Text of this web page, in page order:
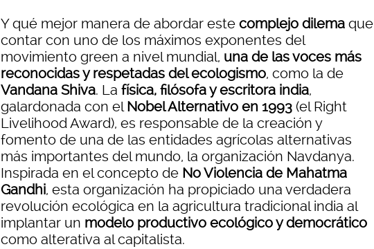
Y qué mejor manera de abordar este complejo dilema que
contar con uno de los máximos exponentes del
movimiento green a nivel mundial, una de las voces más
reconocidas y respetadas del ecologismo, como la de
Vandana Shiva. La física, filósofa y escritora india,
galardonada con elNobel Alternativo en 1993 (el Right
Livelihood Award), es responsable de la creación y
fomento de una de las entidades agrícolas alternativas
más importantes del mundo, la organización Navdanya.
Inspirada en el concepto de No Violencia de Mahatma
Gandhi, esta organización ha propiciado una verdadera
revolución ecológica en la agricultura tradicional india al
implantar un modelo productivo ecológico y democrático
como alterativa al capitalista.